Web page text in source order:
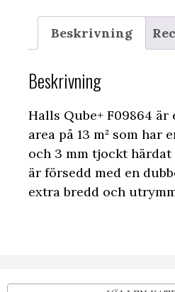
Beskrivning
Beskrivning
Halls Qube+ F09864
area på 13 m² som har
och 3 mm tjockt härdat
är försedd med en
extra bredd och